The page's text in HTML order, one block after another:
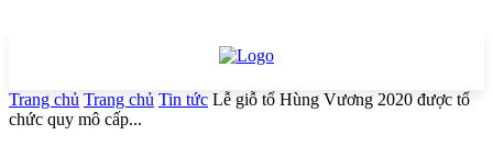
Trang chủ Trang chủ Tin tức Lễ giỗ tổ Hùng Vương 2020 được tổ
chức quy mô cấp...